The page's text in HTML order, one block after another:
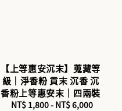
【上等惠安沉末】蒐藏等
級｜淨香粉 貢末 沉香 沉
香粉上等惠安末｜四兩裝
Regular
NT$ 1,800- NT$ 6,000